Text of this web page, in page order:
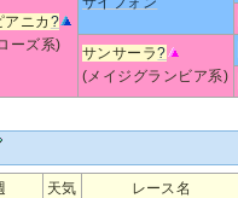
ニカ ?
ーズ系)
サンサーラ?
(メイジグランビア系)
天気 レース名